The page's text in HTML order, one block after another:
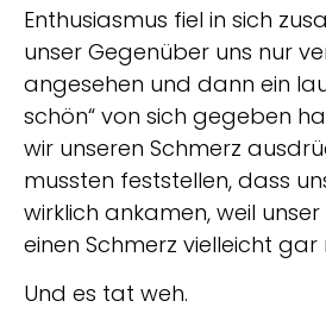
Enthusiasmus fiel in sich
unser Gegenüber uns nur
angesehen und dann ein
schön“ von sich gegeben
wir unseren Schmerz
mussten feststellen, dass
wirklich ankamen, weil
einen Schmerz vielleicht gar
Und es tat weh.